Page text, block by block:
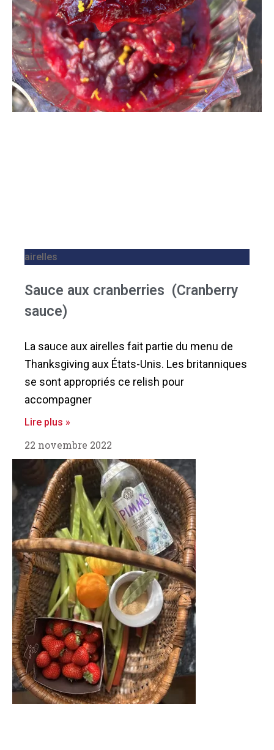
airelles
Sauce aux cranberries (Cranberry
sauce)
La sauce aux airelles fait partie du menu de
Thanksgiving aux États-Unis. Les britanniques
se sont appropriés ce relish pour
accompagner
Lire plus »
22 novembre 2022